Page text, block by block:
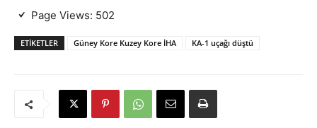
Page Views: 502
ETIKETLER Güney Kore Kuzey Kore İHA KA-1 uçağı düştü